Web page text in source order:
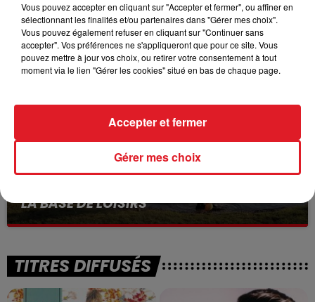
BÉTHUNE: ENQUÊTE POUR HOMICIDE
VOLONTAIRE EN COURS, APRÈS LA...
Selon les premiers éléments, le logement servait
à des prostituées
13 juillet 2026
LA BASE DE LOISIRS
La victime a coulé à pic
TITRES DIFFUSÉS
Vous pouvez accepter en cliquant sur "Accepter et fermer", ou affiner en
sélectionnant les finalités et/ou partenaires dans "Gérer mes choix".
Vous pouvez également refuser en cliquant sur "Continuer sans
accepter". Vos préférences ne s'appliqueront que pour ce site. Vous
pouvez mettre à jour vos choix, ou retirer votre consentement à tout
moment via le lien "Gérer les cookies" situé en bas de chaque page.
Gérer mes choix
Accepter et fermer